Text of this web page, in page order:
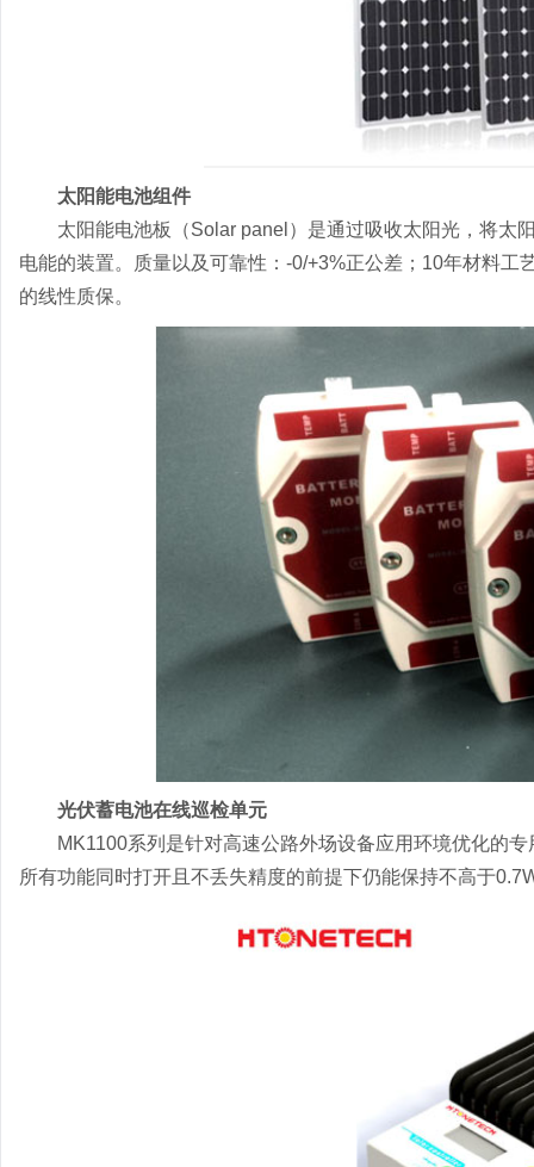
太阳能电池组件
太阳能电池板（Solar panel）是通过吸收太阳光，将太
电能的装置。质量以及可靠性：-0/+3%正公差；10年材料
的线性质保。
光伏蓄电池在线巡检单元
MK1100系列是针对高速公路外场设备应用环境优化的
所有功能同时打开且不丢失精度的前提下仍能保持不高于